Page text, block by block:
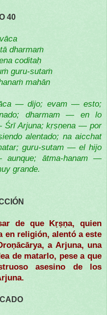
40
dharmaṁ
coditaḥ
guru-sutaṁ
mahān
— dijo; evam — esto;
dharmam — en lo
Śrī Arjuna; kṛṣṇena — por
alentado; na aicchat
guru-sutam — el hijo
ātma-hanam —
grande.
de que Kṛṣṇa, quien
en religión, alentó a este
a Arjuna, una
de matarlo, pese a que
asesino de los